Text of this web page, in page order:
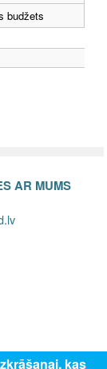
budžets
AR MUMS
kas